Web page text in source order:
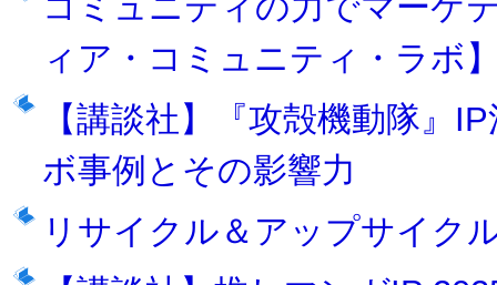
ィア・コミュニティ・ラボ
【講談社】『攻殻機動隊』
ボ事例とその影響力
リサイクル＆アップサイ